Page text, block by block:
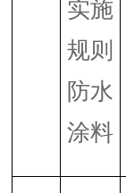
实施
规则
防水
涂料